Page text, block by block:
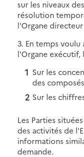
sur les niveaux
résolution
l'Organe directeur
3. En temps voulu
l'Organe exécutif,
Sur les
des
Sur les
Les Parties
des activités de
informations
demande.